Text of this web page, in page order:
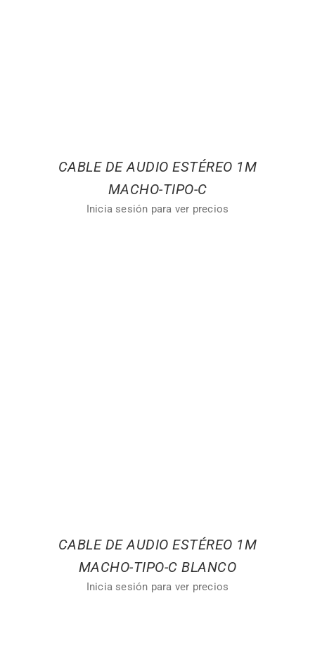
CABLE DE AUDIO ESTÉREO 1M
MACHO-TIPO-C
Inicia sesión para ver precios
CABLE DE AUDIO ESTÉREO 1M
MACHO-TIPO-C BLANCO
Inicia sesión para ver precios